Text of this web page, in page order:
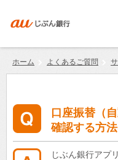
ホーム よくあるご質問
口座振替（
確認する方
じぶん銀行アプ